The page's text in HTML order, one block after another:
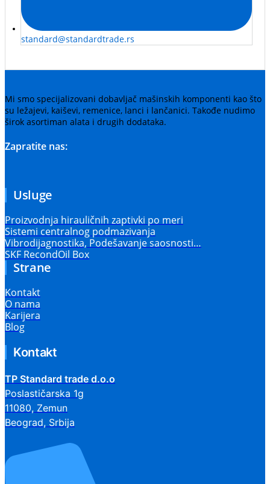
standard@standardtrade.rs
Mi smo specijalizovani dobavljač mašinskih komponenti kao što
su ležajevi, kaiševi, remenice, lanci i lančanici. Takođe nudimo
širok asortiman alata i drugih dodataka.
Zapratite nas:
Usluge
Proizvodnja hirauličnih zaptivki po meri
Sistemi centralnog podmazivanja
Vibrodijagnostika, Podešavanje saosnosti…
SKF RecondOil Box
Strane
Kontakt
O nama
Karijera
Blog
Kontakt
TP Standard trade d.o.o
Poslastičarska 1g
11080, Zemun
Beograd, Srbija